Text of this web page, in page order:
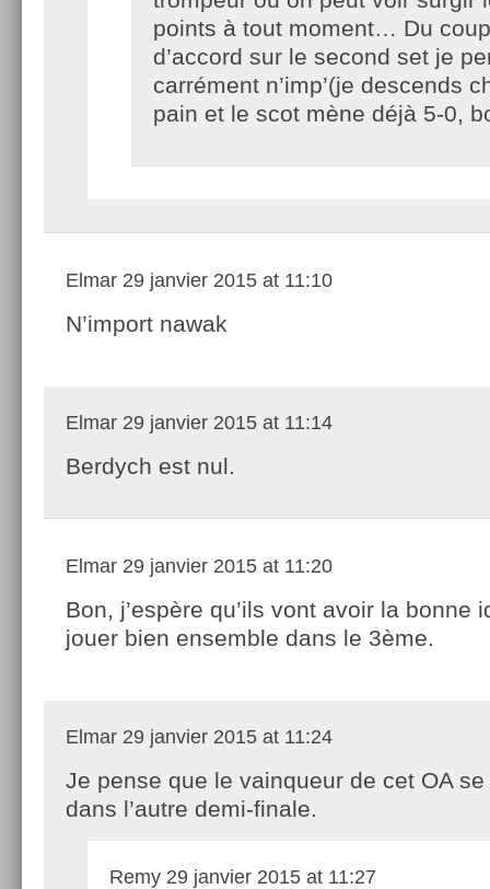
points à tout moment… Du
d’accord sur le second set je
carrément n’imp’(je descends
pain et le scot mène déjà 5-0,
Elmar 29 janvier 2015 at 11:10
N’import nawak
Elmar 29 janvier 2015 at 11:14
Berdych est nul.
Elmar 29 janvier 2015 at 11:20
Bon, j’espère qu’ils vont avoir la bonne
jouer bien ensemble dans le 3ème.
Elmar 29 janvier 2015 at 11:24
Je pense que le vainqueur de cet OA
dans l’autre demi-finale.
Remy 29 janvier 2015 at 11:27